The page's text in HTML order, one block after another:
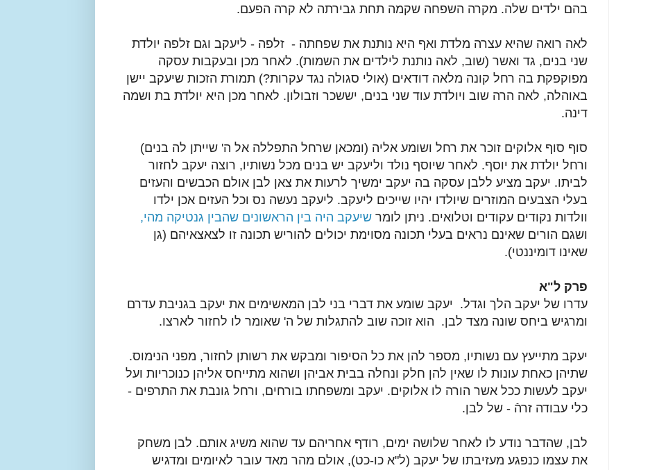
בהם ילדים שלה. מקרה השפחה שקמה תחת גבירתה לא קרה הפעם.
לאה רואה שהיא עצרה מלדת ואף היא נותנת את שפחתה - זלפה - ליעקב וגם זלפה יולדת
שני בנים, גד ואשר (שוב, לאה נותנת לילדים את השמות). לאחר מכן ובעקבות עסקה
מפוקפקת בה רחל קונה מלאה דודאים (אולי סגולה נגד עקרות?) תמורת הזכות שיעקב יישן
באוהלה, לאה הרה שוב ויולדת עוד שני בנים, יששכר וזבולון. לאחר מכן היא יולדת בת ושמה
דינה.
סוף סוף אלוקים זוכר את רחל ושומע אליה (ומכאן שרחל התפללה אל ה' שייתן לה בנים)
ורחל יולדת את יוסף. לאחר שיוסף נולד וליעקב יש בנים מכל נשותיו, רוצה יעקב לחזור
לביתו. יעקב מציע ללבן עסקה בה יעקב ימשיך לרעות את צאן לבן אולם הכבשים והעזים
בעלי הצבעים המוזרים שיולדו יהיו שייכים ליעקב. ליעקב נעשה נס וכל העזים אכן ילדו
וולדות נקודים עקודים וטלואים. ניתן לומר שיעקב היה בין הראשונים שהבין גנטיקה מהי,
ושגם הורים שאינם נראים בעלי תכונה מסוימת יכולים להוריש תכונה זו לצאצאיהם (גן
שאינו דומיננטי).
פרק ל"א
עדרו של יעקב הלך וגדל. יעקב שומע את דברי בני לבן המאשימים את יעקב בגניבת עדרם
ומרגיש ביחס שונה מצד לבן. הוא זוכה שוב להתגלות של ה' שאומר לו לחזור לארצו.
יעקב מתייעץ עם נשותיו, מספר להן את כל הסיפור ומבקש את רשותן לחזור, מפני הנימוס.
שתיהן כאחת עונות לו שאין להן חלק ונחלה בבית אביהן ושהוא מתייחס אליהן כנוכריות ועל
יעקב לעשות ככל אשר הורה לו אלוקים. יעקב ומשפחתו בורחים, ורחל גונבת את התרפים -
כלי עבודה זרהֿ - של לבן.
לבן, שהדבר נודע לו לאחר שלושה ימים, רודף אחריהם עד שהוא משיג אותם. לבן משחק
את עצמו כנפגע מעזיבתו של יעקב (ל"א כו-כט), אולם מהר מאד עובר לאיומים ומדגיש